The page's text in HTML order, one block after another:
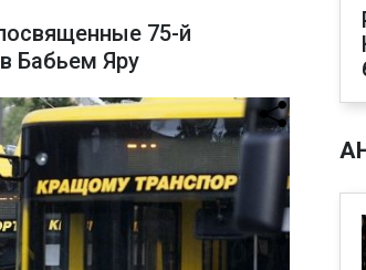
75-й
Бабьем Яру